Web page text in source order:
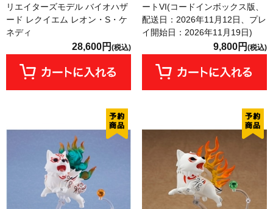
リエイターズモデル バイオハザ
ード レクイエム レオン・S・ケ
ネディ
28,600円 (税込)
ートVI(コードインボックス版、
配送日：2026年11月12日、プレ
イ開始日：2026年11月19日)
9,800円 (税込)